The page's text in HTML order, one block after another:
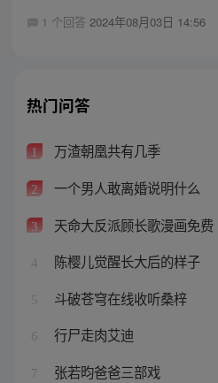
1 个回答 2024年08月03日 14:56
热门问答
1 万渣朝凰共有几季
2 一个男人敢离婚说明什么
3 天命大反派顾长歌漫画免费
4 陈樱儿觉醒长大后的样子
5 斗破苍穹在线收听桑梓
6 行尸走肉艾迪
7 张若昀爸爸三部戏